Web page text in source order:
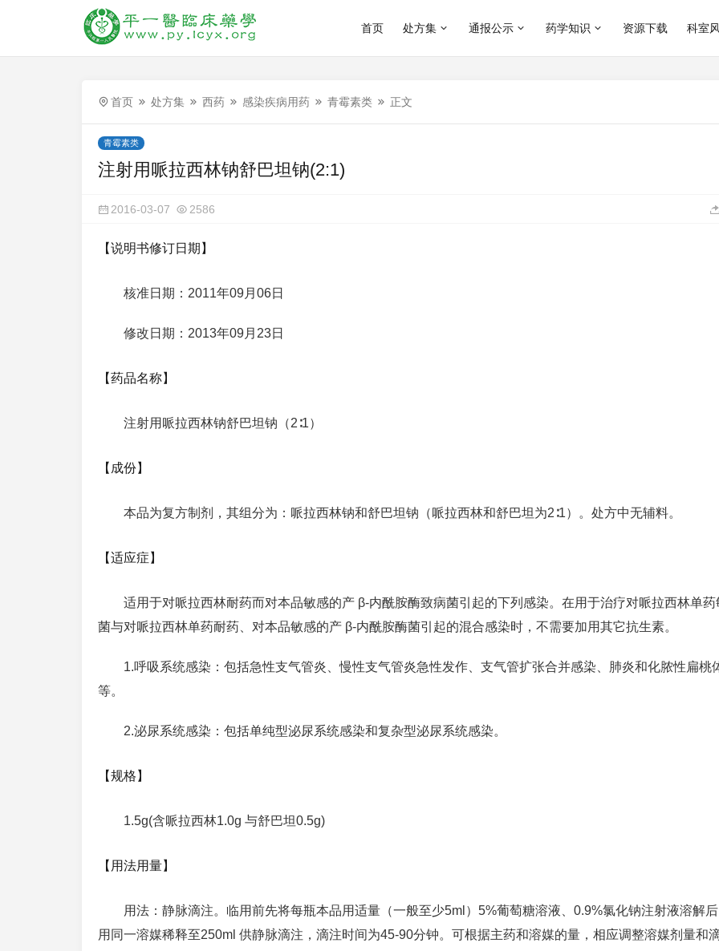
首页 处方集 通报公示 药学知识 资源下载 科室
首页 处方集 西药 感染疾病用药 青霉素类 正文
青霉素类
注射用哌拉西林钠舒巴坦钠(2:1)
2016-03-07 2586
【说明书修订日期】
核准日期：2011年09月06日
修改日期：2013年09月23日
【药品名称】
注射用哌拉西林钠舒巴坦钠（2∶1）
【成份】
本品为复方制剂，其组分为：哌拉西林钠和舒巴坦钠（哌拉西林和舒巴坦为2∶1）。处方中无辅料。
【适应症】
适用于对哌拉西林耐药而对本品敏感的产 β-内酰胺酶致病菌引起的下列感染。在用于治疗对哌拉西林单药
菌与对哌拉西林单药耐药、对本品敏感的产 β-内酰胺酶菌引起的混合感染时，不需要加用其它抗生素。
1.呼吸系统感染：包括急性支气管炎、慢性支气管炎急性发作、支气管扩张合并感染、肺炎和化脓性扁桃
等。
2.泌尿系统感染：包括单纯型泌尿系统感染和复杂型泌尿系统感染。
【规格】
1.5g(含哌拉西林1.0g 与舒巴坦0.5g)
【用法用量】
用法：静脉滴注。临用前先将每瓶本品用适量（一般至少5ml）5%葡萄糖溶液、0.9%氯化钠注射液溶解
用同一溶媒稀释至250ml 供静脉滴注，滴注时间为45-90分钟。可根据主药和溶媒的量，相应调整溶媒剂量和